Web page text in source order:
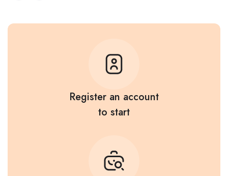
Register an account
to start